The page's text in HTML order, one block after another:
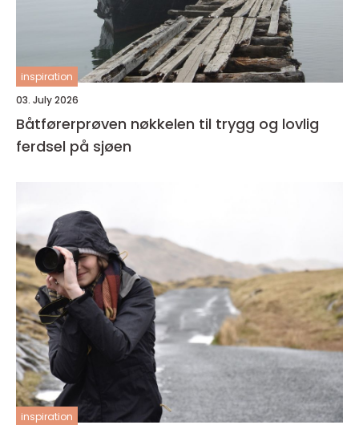
inspiration
03. July 2026
Båtførerprøven nøkkelen til trygg og lovlig
ferdsel på sjøen
inspiration